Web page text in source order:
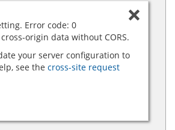
Error code: 0
origin data without CORS.
your server configuration to
see the cross-site request